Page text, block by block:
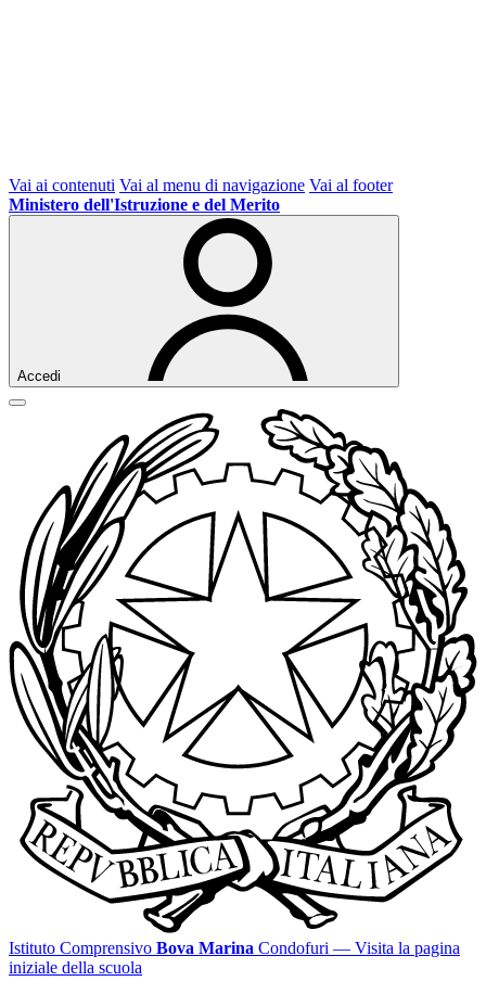
Vai ai contenuti Vai al menu di navigazione Vai al footer
Ministero dell'Istruzione e del Merito
Accedi
Istituto Comprensivo Bova Marina Condofuri — Visita la pagina
iniziale della scuola